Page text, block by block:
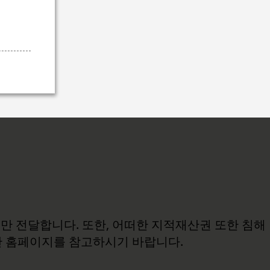
전달합니다. 또한, 어떠한 지적재산권 또한 침해
페이지를 참고하시기 바랍니다.